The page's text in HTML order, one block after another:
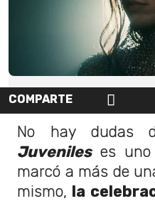
COMPARTE
No hay dudas
Juvenileses uno
marcó a más de
mismo, la